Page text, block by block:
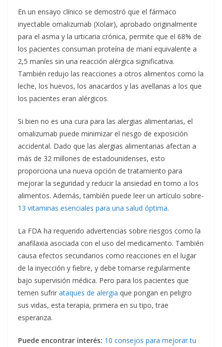
En un ensayo clínico se demostró que el fármaco
inyectable omalizumab (Xolair), aprobado originalmente
para el asma y la urticaria crónica, permite que el 68% de
los pacientes consuman proteína de maní equivalente a
2,5 maníes sin una reacción alérgica significativa.
También redujo las reacciones a otros alimentos como la
leche, los huevos, los anacardos y las avellanas a los que
los pacientes eran alérgicos.
Si bien no es una cura para las alergias alimentarias, el
omalizumab puede minimizar el riesgo de exposición
accidental. Dado que las alergias alimentarias afectan a
más de 32 millones de estadounidenses, esto
proporciona una nueva opción de tratamiento para
mejorar la seguridad y reducir la ansiedad en torno a los
alimentos. Además, también puede leer un artículo sobre-
13 vitaminas esenciales para una salud óptima.
La FDA ha requerido advertencias sobre riesgos como la
anafilaxia asociada con el uso del medicamento. También
causa efectos secundarios como reacciones en el lugar
de la inyección y fiebre, y debe tomarse regularmente
bajo supervisión médica. Pero para los pacientes que
temen sufrir ataques de alergia que pongan en peligro
sus vidas, esta terapia, primera en su tipo, trae
esperanza.
Puede encontrar interés: 10 consejos para mejorar tu